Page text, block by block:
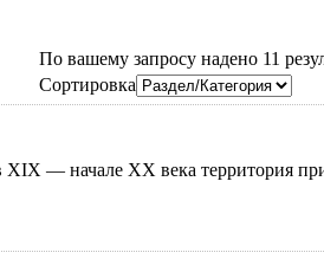
По вашему запросу надено 11
Сортировка
— начале XX века территория